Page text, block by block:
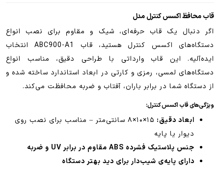
قاب محافظ اکسس کنترل مدل
اگر دنبال یک قاب حرفه‌ای، شیک و مقاوم برای نصب انواع
دستگاه‌های اکسس کنترل هستید، قاب ABC900-A1 انتخاب
ایده‌آلیه. این قاب وارداتی با طراحی دقیق، مناسب انواع
دستگاه‌های لمسی، رمزی و کارتی در ابعاد استاندارد ساخته شده و
از دستگاه شما در برابر باران، آفتاب و ضربه محافظت می‌کند.
ویژگی‌های قاب اکسس کنترل:
ابعاد دقیق:
۱۵×۱۰×۸ سانتی‌متر – مناسب برای نصب روی
دیوار یا پایه
جنس پلاستیک فشرده ABS مقاوم در برابر UV و ضربه
دارای پایه‌ی شیب‌دار برای دید بهتر دستگاه